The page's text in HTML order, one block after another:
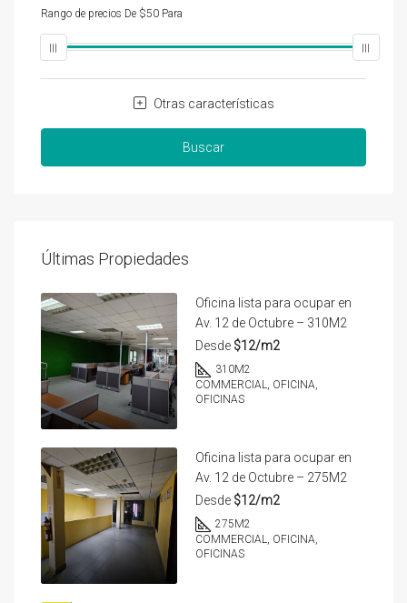
Rango de precios De $50 Para
Otras características
Buscar
Últimas Propiedades
Oficina lista para ocupar en
Av. 12 de Octubre – 310M2
Desde $12/m2
310M2
COMMERCIAL, OFICINA,
OFICINAS
Oficina lista para ocupar en
Av. 12 de Octubre – 275M2
Desde $12/m2
275M2
COMMERCIAL, OFICINA,
OFICINAS